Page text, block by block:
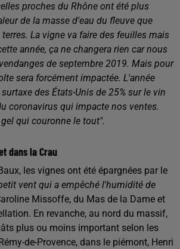
proches du Rhône ont été plus
de la masse d'eau du fleuve que
La vigne va faire des feuilles mais
année, ça ne changera rien car nous
de septembre 2019. Mais pour
sera forcément impactée. L'année
des États-Unis de 25% sur le vin
coronavirus qui impacte nos ventes.
qui couronne le tout".
dans la Crau
les vignes ont été épargnées par le
vent qui a empêché l'humidité de
Missoffe, du Mas de la Dame et
En revanche, au nord du massif,
plus ou moins important selon les
de-Provence, dans le piémont, Henri